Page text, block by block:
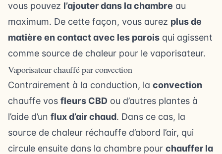
vous pouvez l’ajouter dans la chambre au
maximum. De cette façon, vous aurez plus de
matière en contact avec les parois qui agissent
comme source de chaleur pour le vaporisateur.
Vaporisateur chauffé par convection
Contrairement à la conduction, la convection
chauffe vos fleurs CBD ou d’autres plantes à
l’aide d’un flux d’air chaud. Dans ce cas, la
source de chaleur réchauffe d’abord l’air, qui
circule ensuite dans la chambre pour chauffer la